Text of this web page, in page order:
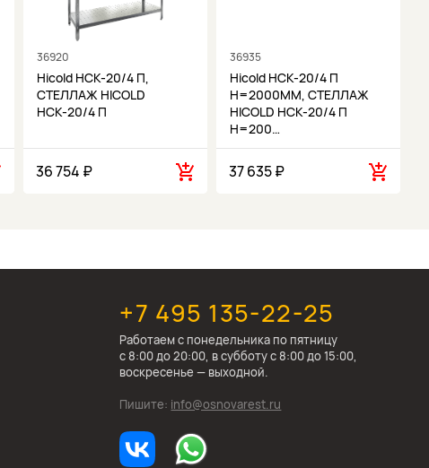
36920
Hicold НСК-20/4 П,
СТЕЛЛАЖ HICOLD
НСК-20/4 П
36 754 ₽
36935
Hicold НСК-20/4 П
H=2000MM, СТЕЛЛАЖ
HICOLD НСК-20/4 П
H=200…
37 635 ₽
+7 495 135-22-25
Работаем c понедельника по пятницу
с 8:00 до 20:00, в субботу с 8:00 до 15:00,
воскресенье — выходной.
Пишите: info@osnovarest.ru